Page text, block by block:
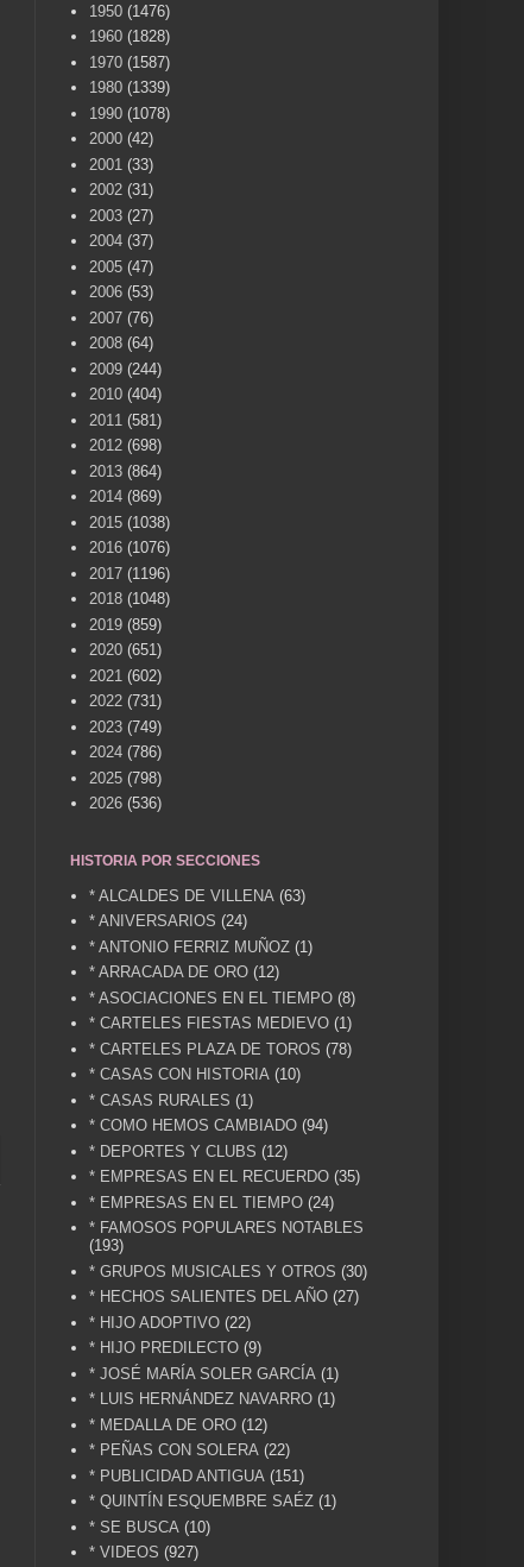
1950 (1476)
1960 (1828)
1970 (1587)
1980 (1339)
1990 (1078)
2000 (42)
2001 (33)
2002 (31)
2003 (27)
2004 (37)
2005 (47)
2006 (53)
2007 (76)
2008 (64)
2009 (244)
2010 (404)
2011 (581)
2012 (698)
2013 (864)
2014 (869)
2015 (1038)
2016 (1076)
2017 (1196)
2018 (1048)
2019 (859)
2020 (651)
2021 (602)
2022 (731)
2023 (749)
2024 (786)
2025 (798)
2026 (536)
HISTORIA POR SECCIONES
* ALCALDES DE VILLENA (63)
* ANIVERSARIOS (24)
* ANTONIO FERRIZ MUÑOZ (1)
* ARRACADA DE ORO (12)
* ASOCIACIONES EN EL TIEMPO (8)
* CARTELES FIESTAS MEDIEVO (1)
* CARTELES PLAZA DE TOROS (78)
* CASAS CON HISTORIA (10)
* CASAS RURALES (1)
* COMO HEMOS CAMBIADO (94)
* DEPORTES Y CLUBS (12)
* EMPRESAS EN EL RECUERDO (35)
* EMPRESAS EN EL TIEMPO (24)
* FAMOSOS POPULARES NOTABLES
(193)
* GRUPOS MUSICALES Y OTROS (30)
* HECHOS SALIENTES DEL AÑO (27)
* HIJO ADOPTIVO (22)
* HIJO PREDILECTO (9)
* JOSÉ MARÍA SOLER GARCÍA (1)
* LUIS HERNÁNDEZ NAVARRO (1)
* MEDALLA DE ORO (12)
* PEÑAS CON SOLERA (22)
* PUBLICIDAD ANTIGUA (151)
* QUINTÍN ESQUEMBRE SAÉZ (1)
* SE BUSCA (10)
* VIDEOS (927)